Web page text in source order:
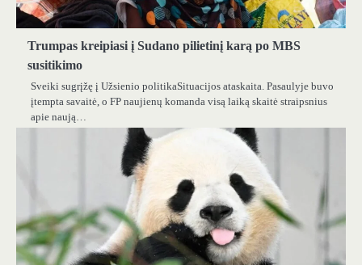
Trumpas kreipiasi į Sudano pilietinį karą po MBS
susitikimo
Sveiki sugrįžę į Užsienio politikaSituacijos ataskaita. Pasaulyje buvo
įtempta savaitė, o FP naujienų komanda visą laiką skaitė straipsnius
apie naują…